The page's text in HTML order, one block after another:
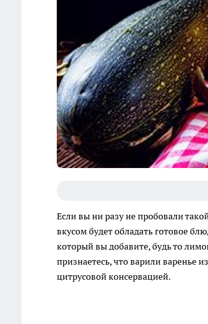
Если вы ни разу не пробовали
вкусом будет обладать готовое
который вы добавите, будь то
признаетесь, что варили варенье
цитрусовой консервацией.